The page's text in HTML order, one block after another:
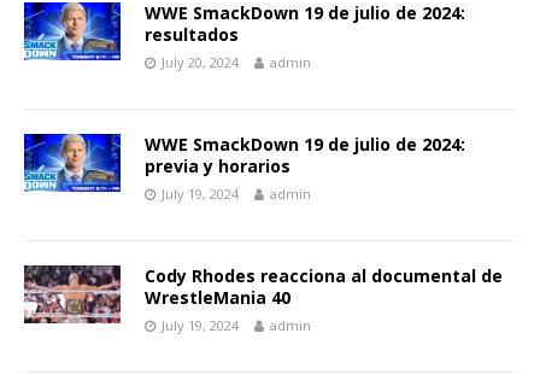
WWE SmackDown 19 de julio de 2024:
resultados
July 20, 2024 admin
WWE SmackDown 19 de julio de 2024:
previa y horarios
July 19, 2024 admin
Cody Rhodes reacciona al documental de
WrestleMania 40
July 19, 2024 admin